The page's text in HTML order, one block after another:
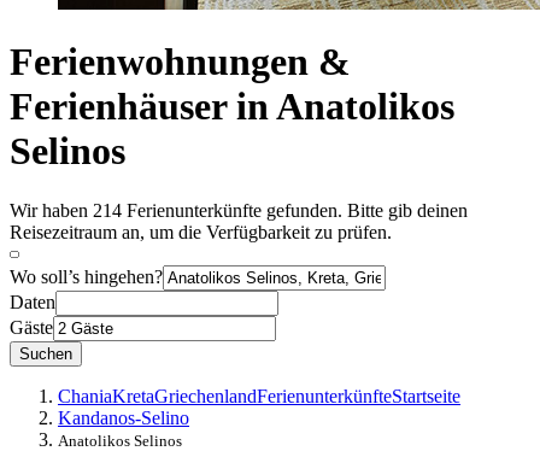
Ferienwohnungen &
Ferienhäuser in Anatolikos
Selinos
Wir haben 214 Ferienunterkünfte gefunden. Bitte gib deinen
Reisezeitraum an, um die Verfügbarkeit zu prüfen.
Wo soll’s hingehen?
Daten
Gäste
Suchen
ChaniaKretaGriechenlandFerienunterkünfteStartseite
Kandanos-Selino
Anatolikos Selinos